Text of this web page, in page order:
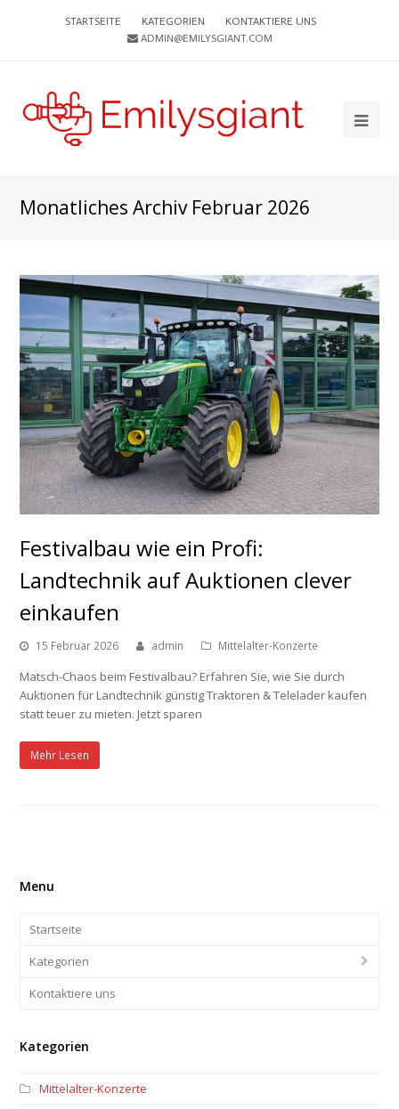
STARTSEITE KATEGORIEN
KONTAKTIERE UNS
ADMIN@EMILYSGIANT.COM
Monatliches Archiv Februar 2026
Festivalbau wie ein Profi:
Landtechnik auf Auktionen clever
einkaufen
15 Februar 2026 admin Mittelalter-Konzerte
Matsch-Chaos beim Festivalbau? Erfahren Sie, wie Sie durch
Auktionen für Landtechnik günstig Traktoren & Telelader kaufen
statt teuer zu mieten. Jetzt sparen
Mehr Lesen
Menu
Startseite
Kategorien
Kontaktiere uns
Kategorien
Mittelalter-Konzerte